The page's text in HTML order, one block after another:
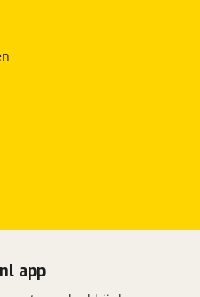
app